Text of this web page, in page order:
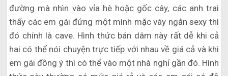
đường mà nhìn vào vỉa hè hoặc gốc cây, các anh trai
thấy các em gái đứng một mình mặc váy ngắn sexy thì
đó chính là cave. Hình thức bán dâm này rất dễ khi cả
hai có thể nói chuyện trực tiếp với nhau về giá cả và khi
em gái đồng ý thì có thể vào một nhà nghỉ gần đó. Hình